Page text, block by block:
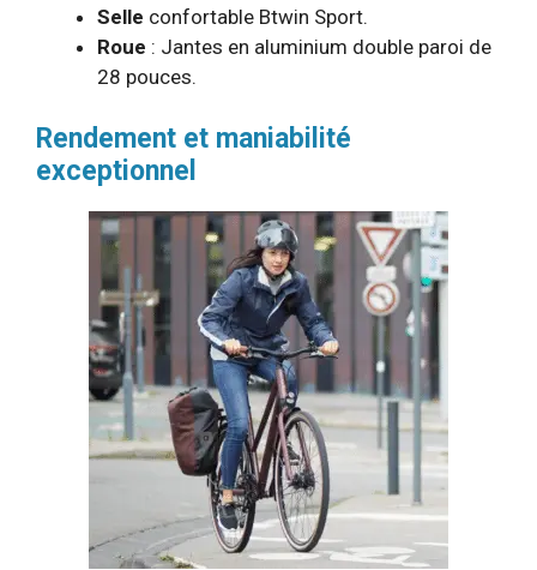
Selle confortable Btwin Sport.
Roue : Jantes en aluminium double paroi de
28 pouces.
Rendement et maniabilité
exceptionnel